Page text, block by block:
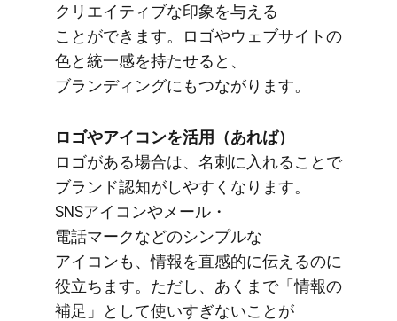
クリエイティブな​印象を​与える​
ことができます。​ロゴや​ウェブサイトの​
色と​統一感を​持たせると、​
ブランディングに​もつながります。
ロゴや​アイコンを​活用​（あれば）
ロゴが​ある​場合は、​名刺に​入れる​ことで​
ブランド認知が​しやすくなります。​
SNSアイコンや​メール・
電話マークなどの​シンプルな​
アイコンも、​情報を​直感的に​伝えるのに​
役立ちます。​ただし、​あくまで​「情報の​
補足」と​して​使いすぎない​ことが​